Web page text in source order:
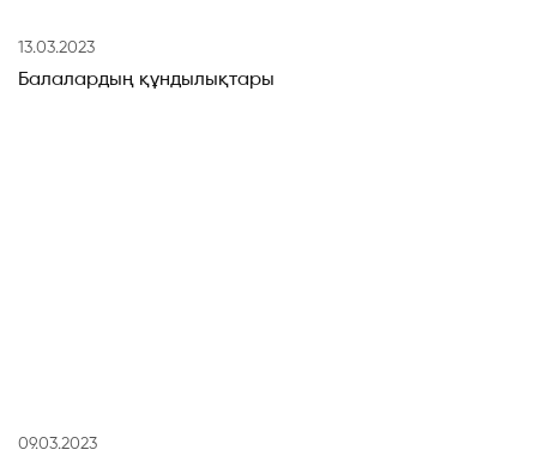
13.03.2023
Балалардың құндылықтары
09.03.2023